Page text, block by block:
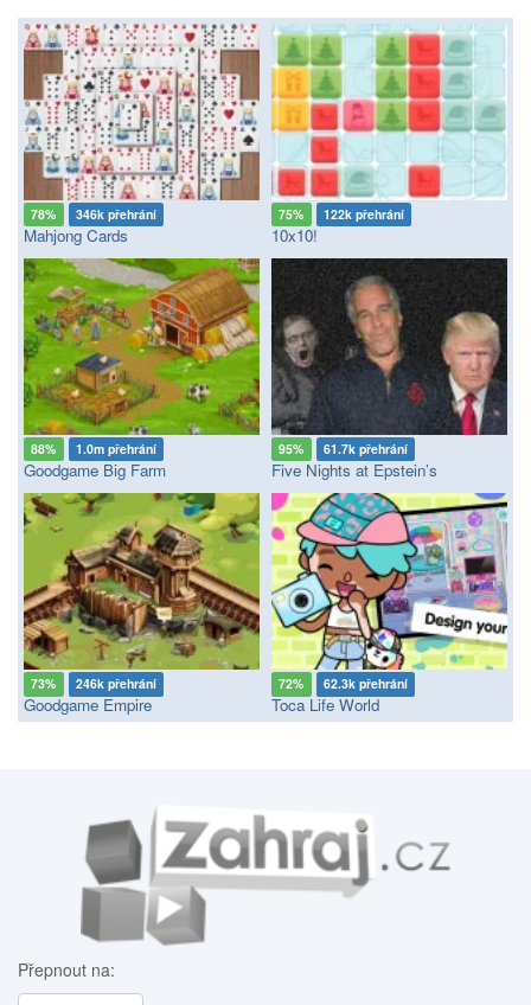
78% 346k přehrání
Mahjong Cards
75% 122k přehrání
10x10!
88% 1.0m přehrání
Goodgame Big Farm
95% 61.7k přehrání
Five Nights at Epstein’s
73% 246k přehrání
Goodgame Empire
72% 62.3k přehrání
Toca Life World
Přepnout na: